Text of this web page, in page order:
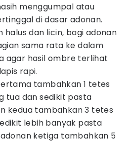
menggumpal atau
di dasar adonan.
halus dan licin, bagi adonan
sama rata ke dalam
agar hasil ombre terlihat
rapi.
tambahkan 1 tetes
tua dan sedikit pasta
kedua tambahkan 3 tetes
lebih banyak pasta
ketiga tambahkan 5